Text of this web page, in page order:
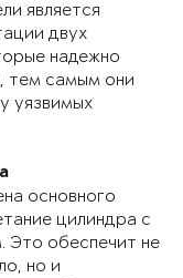
является
двух
надежно
тем самым они
уязвимых
основного
цилиндра с
Это обеспечит не
но и